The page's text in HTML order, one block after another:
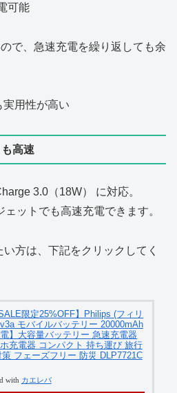
可能
で、急速充電を繰り返しても余
用性が高い
高速
3.0（18W） に対応。
ットでも高速充電できます。
方は、下記をクリックしてく
限定25%OFF】Philips (フィリ
モバイルバッテリー 20000mAh
】大容量バッテリー 急速充電器
充電器 コンパクト 持ち運び 旅行
フェーズフリー 防災 DLP7721C
with カエレバ